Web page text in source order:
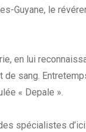
Guyane, le
en lui
sang.
« Depale ».
spécialistes